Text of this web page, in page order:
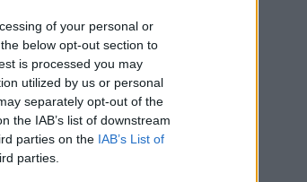
of your personal or
below opt-out section to
is processed you may
utilized by us or personal
separately opt-out of the
the IAB’s list of downstream
parties on the IAB’s List of
parties.